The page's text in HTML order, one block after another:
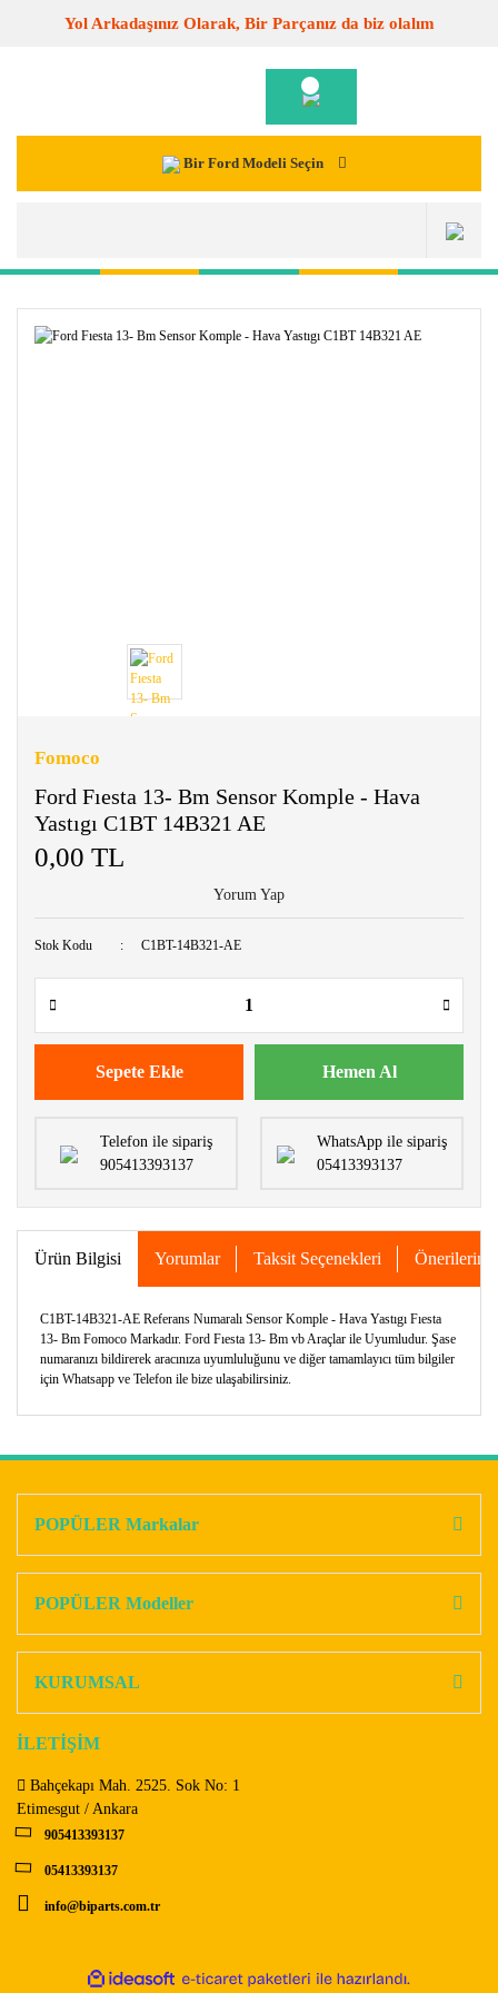
Yol Arkadaşınız Olarak, Bir Parçanız da biz olalım
Bir Ford Modeli Seçin
Fomoco
Ford Fıesta 13- Bm Sensor Komple - Hava
Yastıgı C1BT 14B321 AE
0,00 TL
Yorum Yap
Stok Kodu C1BT-14B321-AE
Sepete Ekle Hemen Al
Telefon ile sipariş
905413393137
WhatsApp ile sipariş
05413393137
Ürün Bilgisi Yorumlar Taksit Seçenekleri Önerileriniz
C1BT-14B321-AE Referans Numaralı Sensor Komple - Hava Yastıgı Fıesta
13- Bm Fomoco Markadır. Ford Fıesta 13- Bm vb Araçlar ile Uyumludur. Şase
numaranızı bildirerek aracınıza uyumluluğunu ve diğer tamamlayıcı tüm bilgiler
için Whatsapp ve Telefon ile bize ulaşabilirsiniz.
Ürün açıklamasında eksik bilgiler bulunuyor.
Bu ürüne benzer farklı alternatifler olmalı.
POPÜLER Markalar
POPÜLER Modeller
KURUMSAL
İLETİŞİM
Bahçekapı Mah. 2525. Sok No: 1
Etimesgut / Ankara
905413393137
05413393137
info@biparts.com.tr
ideasoft
e-